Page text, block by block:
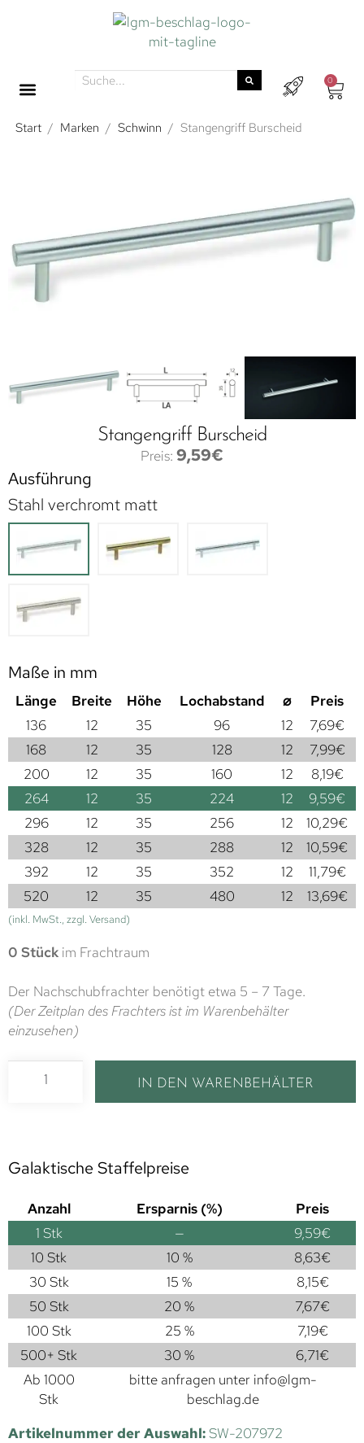
0
Start / Marken / Schwinn / Stangengriff Burscheid
Stangengriff Burscheid
9,59€
Ausführung
Stahl verchromt matt
Maße in mm
Länge Breite Höhe Lochabstand ⌀
Preis
136
12 35 96 12 7,69€
168
12 35 128 12 7,99€
200
12 35 160 12 8,19€
264
12 35 224 12 9,59€
296
12 35 256 12 10,29€
328
12 35 288 12 10,59€
392
12 35 352 12 11,79€
520
12 35 480 12 13,69€
(inkl. MwSt., zzgl. Versand)
0 Stück im Frachtraum
Der Nachschubfrachter benötigt etwa 5 – 7 Tage.
(Der Zeitplan des Frachters ist im Warenbehälter
einzusehen)
IN DEN WARENBEHÄLTER
Galaktische Staffelpreise
Anzahl Ersparnis (%)
Preis
1 Stk — 9,59€
10 Stk
10 % 8,63€
30 Stk
15 % 8,15€
50 Stk
20 % 7,67€
100 Stk
25 % 7,19€
500+ Stk
30 % 6,71€
Ab 1000
Stk
bitte anfragen unter info@lgm-
beschlag.de
Artikelnummer der Auswahl:SW-207972